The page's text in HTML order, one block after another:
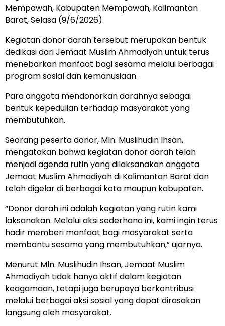
Mempawah, Kabupaten Mempawah, Kalimantan
Barat, Selasa (9/6/2026).
Kegiatan donor darah tersebut merupakan bentuk
dedikasi dari Jemaat Muslim Ahmadiyah untuk terus
menebarkan manfaat bagi sesama melalui berbagai
program sosial dan kemanusiaan.
Para anggota mendonorkan darahnya sebagai
bentuk kepedulian terhadap masyarakat yang
membutuhkan.
Seorang peserta donor, Mln. Muslihudin Ihsan,
mengatakan bahwa kegiatan donor darah telah
menjadi agenda rutin yang dilaksanakan anggota
Jemaat Muslim Ahmadiyah di Kalimantan Barat dan
telah digelar di berbagai kota maupun kabupaten.
“Donor darah ini adalah kegiatan yang rutin kami
laksanakan. Melalui aksi sederhana ini, kami ingin terus
hadir memberi manfaat bagi masyarakat serta
membantu sesama yang membutuhkan,” ujarnya.
Menurut Mln. Muslihudin Ihsan, Jemaat Muslim
Ahmadiyah tidak hanya aktif dalam kegiatan
keagamaan, tetapi juga berupaya berkontribusi
melalui berbagai aksi sosial yang dapat dirasakan
langsung oleh masyarakat.